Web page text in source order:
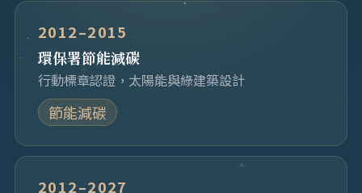
2012–2015
環保署節能減碳
行動標章認證，太陽能與綠建築設計
節能減碳
2012–2027